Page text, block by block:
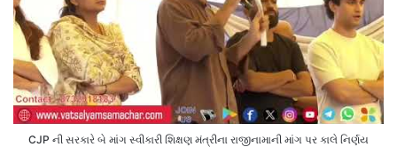
CJP ની સરકારે બે માંગ સ્વીકારી શિક્ષણ મંત્રીના રાજીનામાની માંગ પર કાલે નિર્ણય